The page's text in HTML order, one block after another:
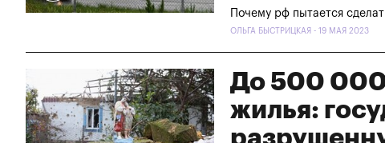
Почему рф пытается
ОЛЬГА БЫСТРИЦКАЯ - 19 МАЯ 2023
До 500 000
жилья: